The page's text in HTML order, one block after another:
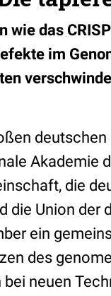
wie das
im
Akademie
die
die Union der
ein
des
neuen